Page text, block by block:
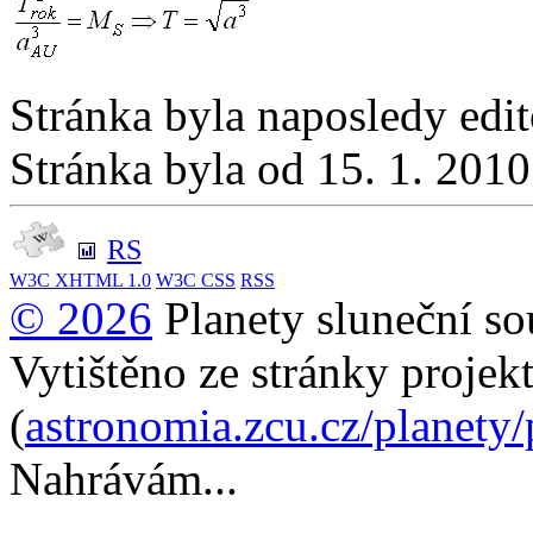
Stránka byla naposledy
Stránka byla od 15. 1.
RS
W3C XHTML 1.0 W3C CSS RSS
© 2026 Planety sluneční
Vytištěno ze stránky
(astronomia.zcu.cz/
Nahrávám...